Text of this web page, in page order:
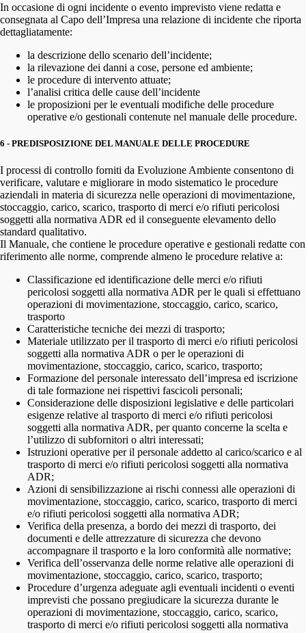
In occasione di ogni incidente o evento imprevisto viene redatta e
consegnata al Capo dell’Impresa una relazione di incidente che riporta
dettagliatamente:
la descrizione dello scenario dell’incidente;
la rilevazione dei danni a cose, persone ed ambiente;
le procedure di intervento attuate;
l’analisi critica delle cause dell’incidente
le proposizioni per le eventuali modifiche delle procedure
operative e/o gestionali contenute nel manuale delle procedure.
6 - PREDISPOSIZIONE DEL MANUALE DELLE PROCEDURE
I processi di controllo forniti da Evoluzione Ambiente consentono di
verificare, valutare e migliorare in modo sistematico le procedure
aziendali in materia di sicurezza nelle operazioni di movimentazione,
stoccaggio, carico, scarico, trasporto di merci e/o rifiuti pericolosi
soggetti alla normativa ADR ed il conseguente elevamento dello
standard qualitativo.
Il Manuale, che contiene le procedure operative e gestionali redatte con
riferimento alle norme, comprende almeno le procedure relative a:
Classificazione ed identificazione delle merci e/o rifiuti
pericolosi soggetti alla normativa ADR per le quali si effettuano
operazioni di movimentazione, stoccaggio, carico, scarico,
trasporto
Caratteristiche tecniche dei mezzi di trasporto;
Materiale utilizzato per il trasporto di merci e/o rifiuti pericolosi
soggetti alla normativa ADR o per le operazioni di
movimentazione, stoccaggio, carico, scarico, trasporto;
Formazione del personale interessato dell’impresa ed iscrizione
di tale formazione nei rispettivi fascicoli personali;
Considerazione delle disposizioni legislative e delle particolari
esigenze relative al trasporto di merci e/o rifiuti pericolosi
soggetti alla normativa ADR, per quanto concerne la scelta e
l’utilizzo di subfornitori o altri interessati;
Istruzioni operative per il personale addetto al carico/scarico e al
trasporto di merci e/o rifiuti pericolosi soggetti alla normativa
ADR;
Azioni di sensibilizzazione ai rischi connessi alle operazioni di
movimentazione, stoccaggio, carico, scarico, trasporto di merci
e/o rifiuti pericolosi soggetti alla normativa ADR;
Verifica della presenza, a bordo dei mezzi di trasporto, dei
documenti e delle attrezzature di sicurezza che devono
accompagnare il trasporto e la loro conformità alle normative;
Verifica dell’osservanza delle norme relative alle operazioni di
movimentazione, stoccaggio, carico, scarico, trasporto;
Procedure d’urgenza adeguate agli eventuali incidenti o eventi
imprevisti che possano pregiudicare la sicurezza durante le
operazioni di movimentazione, stoccaggio, carico, scarico,
trasporto di merci e/o rifiuti pericolosi soggetti alla normativa